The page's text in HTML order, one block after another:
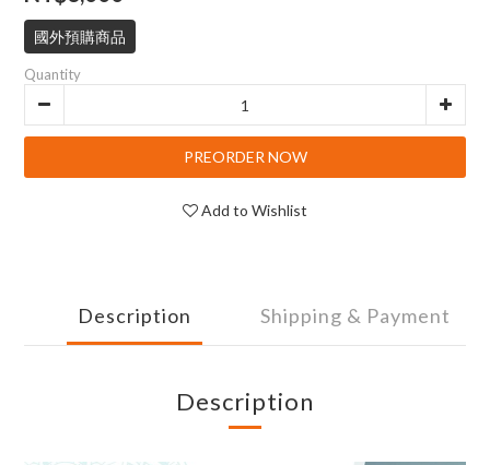
國外預購商品
Quantity
PREORDER NOW
Add to Wishlist
Description Shipping & Payment
Description